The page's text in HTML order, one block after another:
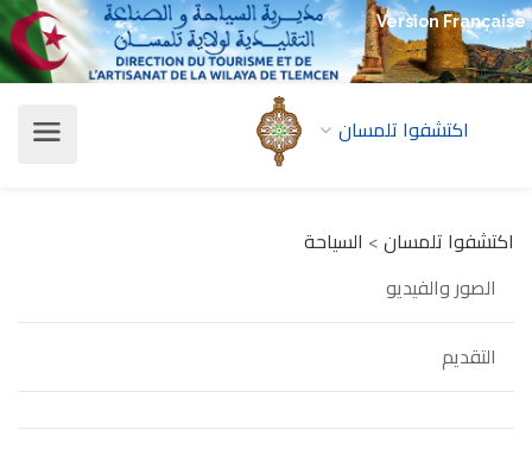
Version Française
اكتشفوا تلمسان
اكتشفوا تلمسان> السياحة
الصور والفيديو
التقديم